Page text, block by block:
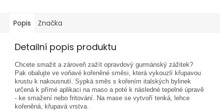
Popis Značka
Detailní popis produktu
Chcete smažit a zároveň zažít opravdový gurmánský zážitek?
Pak obalujte ve voňavé kořeněné směsi, která vykouzlí křupavou
krustu k nakousnutí. Sypká směs s kořením italských bylinek
určená k přímé aplikaci na maso a poté k následné tepelné úpravě
- ke smažení nebo fritování. Na mase se vytvoří tenká, lehce
kořeněná, křupavá vrstva.